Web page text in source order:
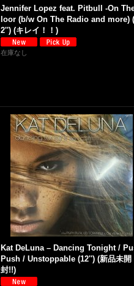
Jennifer Lopez feat. Pitbull -On
loor (b/w On The Radio and more)
2'') (キレイ！！)
在庫なし
Kat DeLuna – Dancing Tonight /
Push / Unstoppable (12'') (新品未開
封!!)